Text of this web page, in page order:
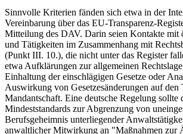
Sinnvolle Kriterien fänden sich etwa in der
Vereinbarung über das EU-Transparenz-
Mitteilung des DAV. Darin seien Kontakte mit
und Tätigkeiten im Zusammenhang mit
(Punkt III. 10.), die nicht unter das Register
etwa Aufklärungen zur allgemeinen
Einhaltung der einschlägigen Gesetze oder
Auswirkung von Gesetzesänderungen auf den
Mandantschaft. Eine deutsche Regelung sollte
Mindeststandards zur Abgrenzung von
Berufsgeheimnis unterliegender
anwaltlicher Mitwirkung an "Maßnahmen zur